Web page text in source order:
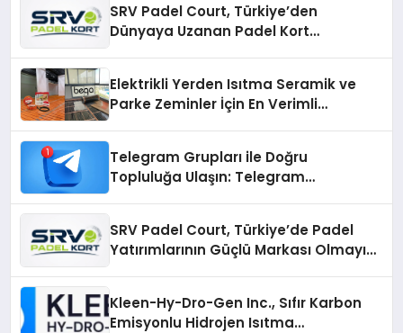
SRV Padel Court, Türkiye’den
Dünyaya Uzanan Padel Kort
Elektrikli Yerden Isıtma Seramik ve
Parke Zeminler İçin En Verimli
Telegram Grupları ile Doğru
Topluluğa Ulaşın: Telegram
SRV Padel Court, Türkiye’de Padel
Yatırımlarının Güçlü Markası Olmayı
Kleen-Hy-Dro-Gen Inc., Sıfır Karbon
Emisyonlu Hidrojen Isıtma